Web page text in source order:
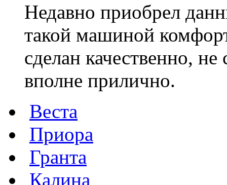
Недавно приобрел
такой машиной
сделан качественно,
вполне прилично.
Веста
Приора
Гранта
Калина